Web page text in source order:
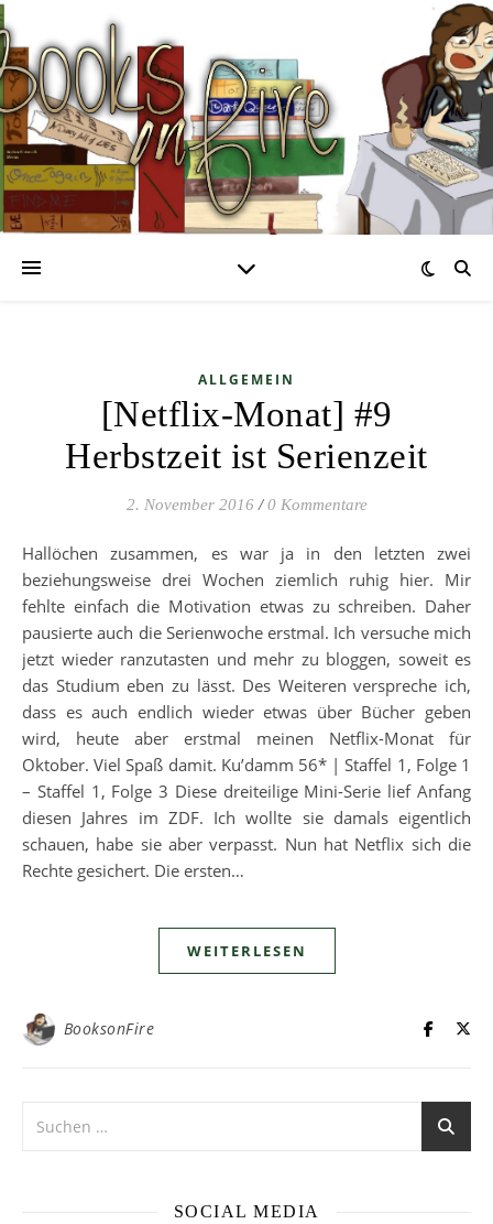
ALLGEMEIN
[Netflix-Monat] #9
Herbstzeit ist Serienzeit
2. November 2016 / 0 Kommentare
Hallöchen zusammen, es war ja in den letzten zwei
beziehungsweise drei Wochen ziemlich ruhig hier. Mir
fehlte einfach die Motivation etwas zu schreiben. Daher
pausierte auch die Serienwoche erstmal. Ich versuche mich
jetzt wieder ranzutasten und mehr zu bloggen, soweit es
das Studium eben zu lässt. Des Weiteren verspreche ich,
dass es auch endlich wieder etwas über Bücher geben
wird, heute aber erstmal meinen Netflix-Monat für
Oktober. Viel Spaß damit. Ku’damm 56* | Staffel 1, Folge 1
– Staffel 1, Folge 3 Diese dreiteilige Mini-Serie lief Anfang
diesen Jahres im ZDF. Ich wollte sie damals eigentlich
schauen, habe sie aber verpasst. Nun hat Netflix sich die
Rechte gesichert. Die ersten…
WEITERLESEN
BooksonFire
SOCIAL MEDIA